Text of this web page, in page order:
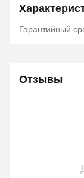
Гарантийный
Отзывы